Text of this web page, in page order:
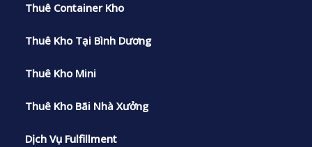
Thuê Container Kho
Thuê Kho Tại Bình Dương
Thuê Kho Mini
Thuê Kho Bãi Nhà Xưởng
Dịch Vụ Fulfillment